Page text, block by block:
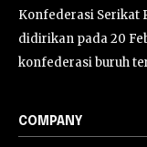
Konfederasi Serikat
didirikan pada 20
konfederasi buruh
COMPANY